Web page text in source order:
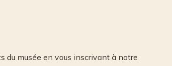
du musée en vous inscrivant à notre